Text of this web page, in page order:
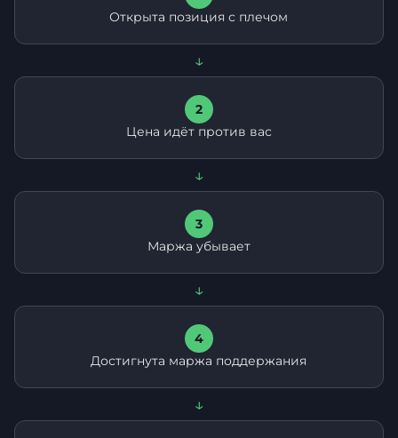
Открыта позиция с плечом
↓
2
Цена идёт против вас
↓
3
Маржа убывает
↓
4
Достигнута маржа поддержания
↓